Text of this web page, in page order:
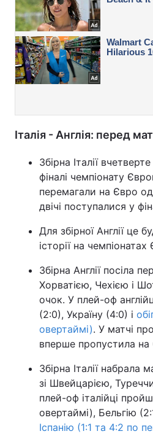
Італія - Англія: перед
Збірна Італії
фіналі чемпіонату
перемагали на Євро
двічі поступалися у
Для збірної Англії це
історії на
Збірна Англії посіла
Хорватією, Чехією і
очок. У плей-оф
(2:0), Україну (4:0) і
овертаймі). У матчі
вперше пропустила на
Збірна Італії набрала
зі Швейцарією,
плей-оф італійці
овертаймі), Бельгію
Іспанію (1:1 та 4:2 по